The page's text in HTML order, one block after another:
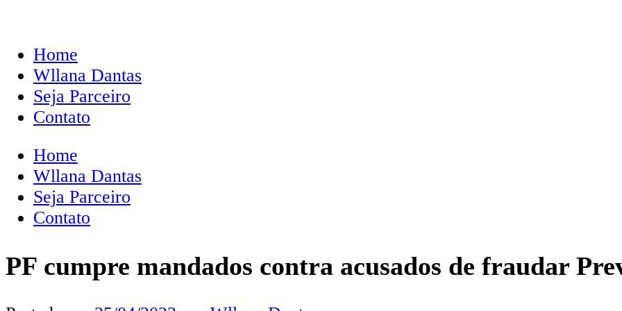
Home
Wllana Dantas
Seja Parceiro
Contato
Home
Wllana Dantas
Seja Parceiro
Contato
PF cumpre mandados contra acusados de fraudar